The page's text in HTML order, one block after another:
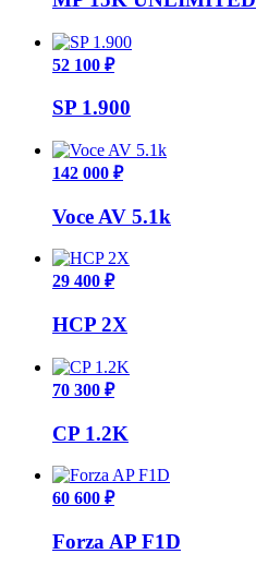
52 100 ₽
SP 1.900
142 000 ₽
Voce AV 5.1k
29 400 ₽
HCP 2X
70 300 ₽
CP 1.2K
60 600 ₽
Forza AP F1D